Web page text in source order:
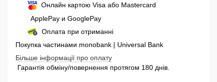
Онлайн картою Visa або Mastercard
ApplePay и GooglePay
Оплата при отриманні
Покупка частинами monobank | Universal Bank
Більше інформації про оплату
Гарантія обміну/повернення протягом 180 днів.